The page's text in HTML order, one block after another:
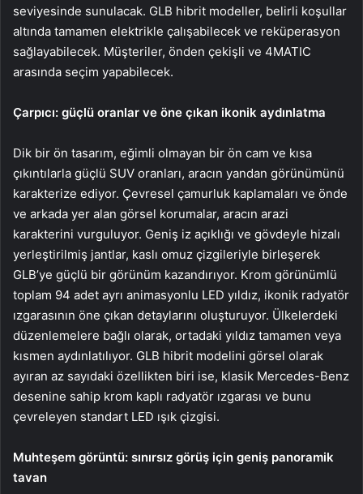
seviyesinde sunulacak. GLB hibrit modeller, belirli koşullar
altında tamamen elektrikle çalışabilecek ve reküperasyon
sağlayabilecek. Müşteriler, önden çekişli ve 4MATIC
arasında seçim yapabilecek.
Çarpıcı: güçlü oranlar ve öne çıkan ikonik aydınlatma
Dik bir ön tasarım, eğimli olmayan bir ön cam ve kısa
çıkıntılarla güçlü SUV oranları, aracın yandan görünümünü
karakterize ediyor. Çevresel çamurluk kaplamaları ve önde
ve arkada yer alan görsel korumalar, aracın arazi
karakterini vurguluyor. Geniş iz açıklığı ve gövdeyle hizalı
yerleştirilmiş jantlar, kaslı omuz çizgileriyle birleşerek
GLB’ye güçlü bir görünüm kazandırıyor. Krom görünümlü
toplam 94 adet ayrı animasyonlu LED yıldız, ikonik radyatör
ızgarasının öne çıkan detaylarını oluşturuyor. Ülkelerdeki
düzenlemelere bağlı olarak, ortadaki yıldız tamamen veya
kısmen aydınlatılıyor. GLB hibrit modelini görsel olarak
ayıran az sayıdaki özellikten biri ise, klasik Mercedes-Benz
desenine sahip krom kaplı radyatör ızgarası ve bunu
çevreleyen standart LED ışık çizgisi.
Muhteşem görüntü: sınırsız görüş için geniş panoramik
tavan